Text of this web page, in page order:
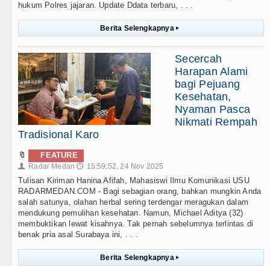
hukum Polres jajaran. Update Ddata terbaru, . . .
Berita Selengkapnya ▸
Secercah
Harapan Alami
bagi Pejuang
Kesehatan,
Nyaman Pasca
Nikmati Rempah
Tradisional Karo
🔖 FEATURE
👤 Radar Medan 🕔 15:59:52, 24 Nov 2025
Tulisan Kiriman Hanina Afifah, Mahasiswi Ilmu Komunikasi USU
RADARMEDAN.COM - Bagi sebagian orang, bahkan mungkin Anda
salah satunya, olahan herbal sering terdengar meragukan dalam
mendukung pemulihan kesehatan. Namun, Michael Aditya (32)
membuktikan lewat kisahnya. Tak pernah sebelumnya terlintas di
benak pria asal Surabaya ini, . . .
Berita Selengkapnya ▸